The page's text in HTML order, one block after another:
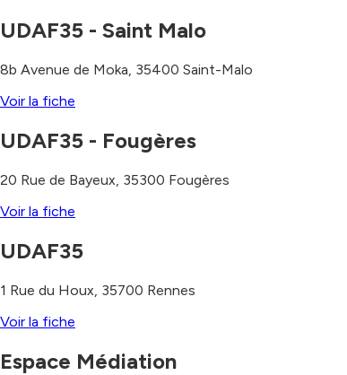
UDAF35 - Saint Malo
8b Avenue de Moka, 35400 Saint-Malo
Voir la fiche
UDAF35 - Fougères
20 Rue de Bayeux 35300 Fougères
Voir la fiche
UDAF35
1 Rue du Houx 35700 Rennes
Voir la fiche
Espace Médiation